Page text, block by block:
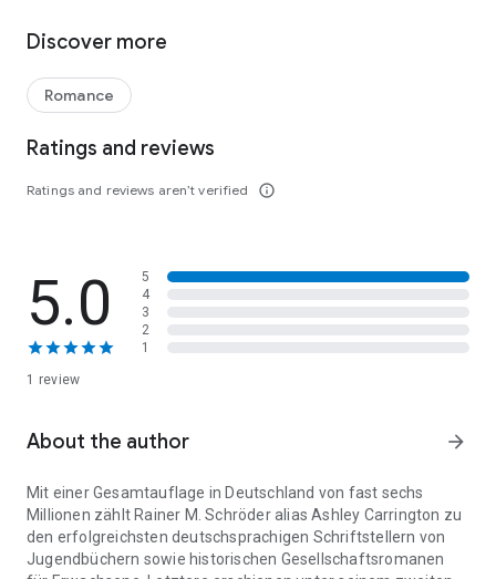
Discover more
Romance
Ratings and reviews
Ratings and reviews aren’t verified info_outline
5.0
1 review
5
4
3
2
1
About the author arrow_forward
Mit einer Gesamtauflage in Deutschland von fast sechs
Millionen zählt Rainer M. Schröder alias Ashley Carrington zu
den erfolgreichsten deutschsprachigen Schriftstellern von
Jugendbüchern sowie historischen Gesellschaftsromanen